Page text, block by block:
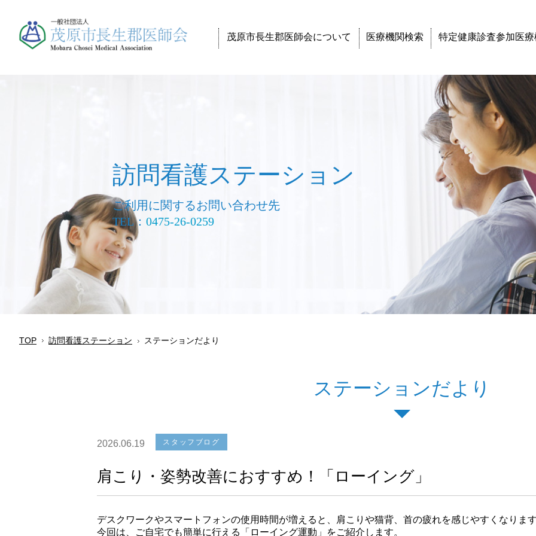
茂原市長生郡医師会について 医療機関検索 特定健康診査参加医
訪問看護ステーション
ご利用に関するお問い合わせ先
TEL：0475-26-0259
TOP 訪問看護ステーション ステーションだより
ステーションだより
2026.06.19 スタッフブログ
肩こり・姿勢改善におすすめ！「ローイング」
デスクワークやスマートフォンの使用時間が増えると、肩こりや猫背、首の疲れを感じやすくなりま
今回は、ご自宅でも簡単に行える「ローイング運動」をご紹介します。